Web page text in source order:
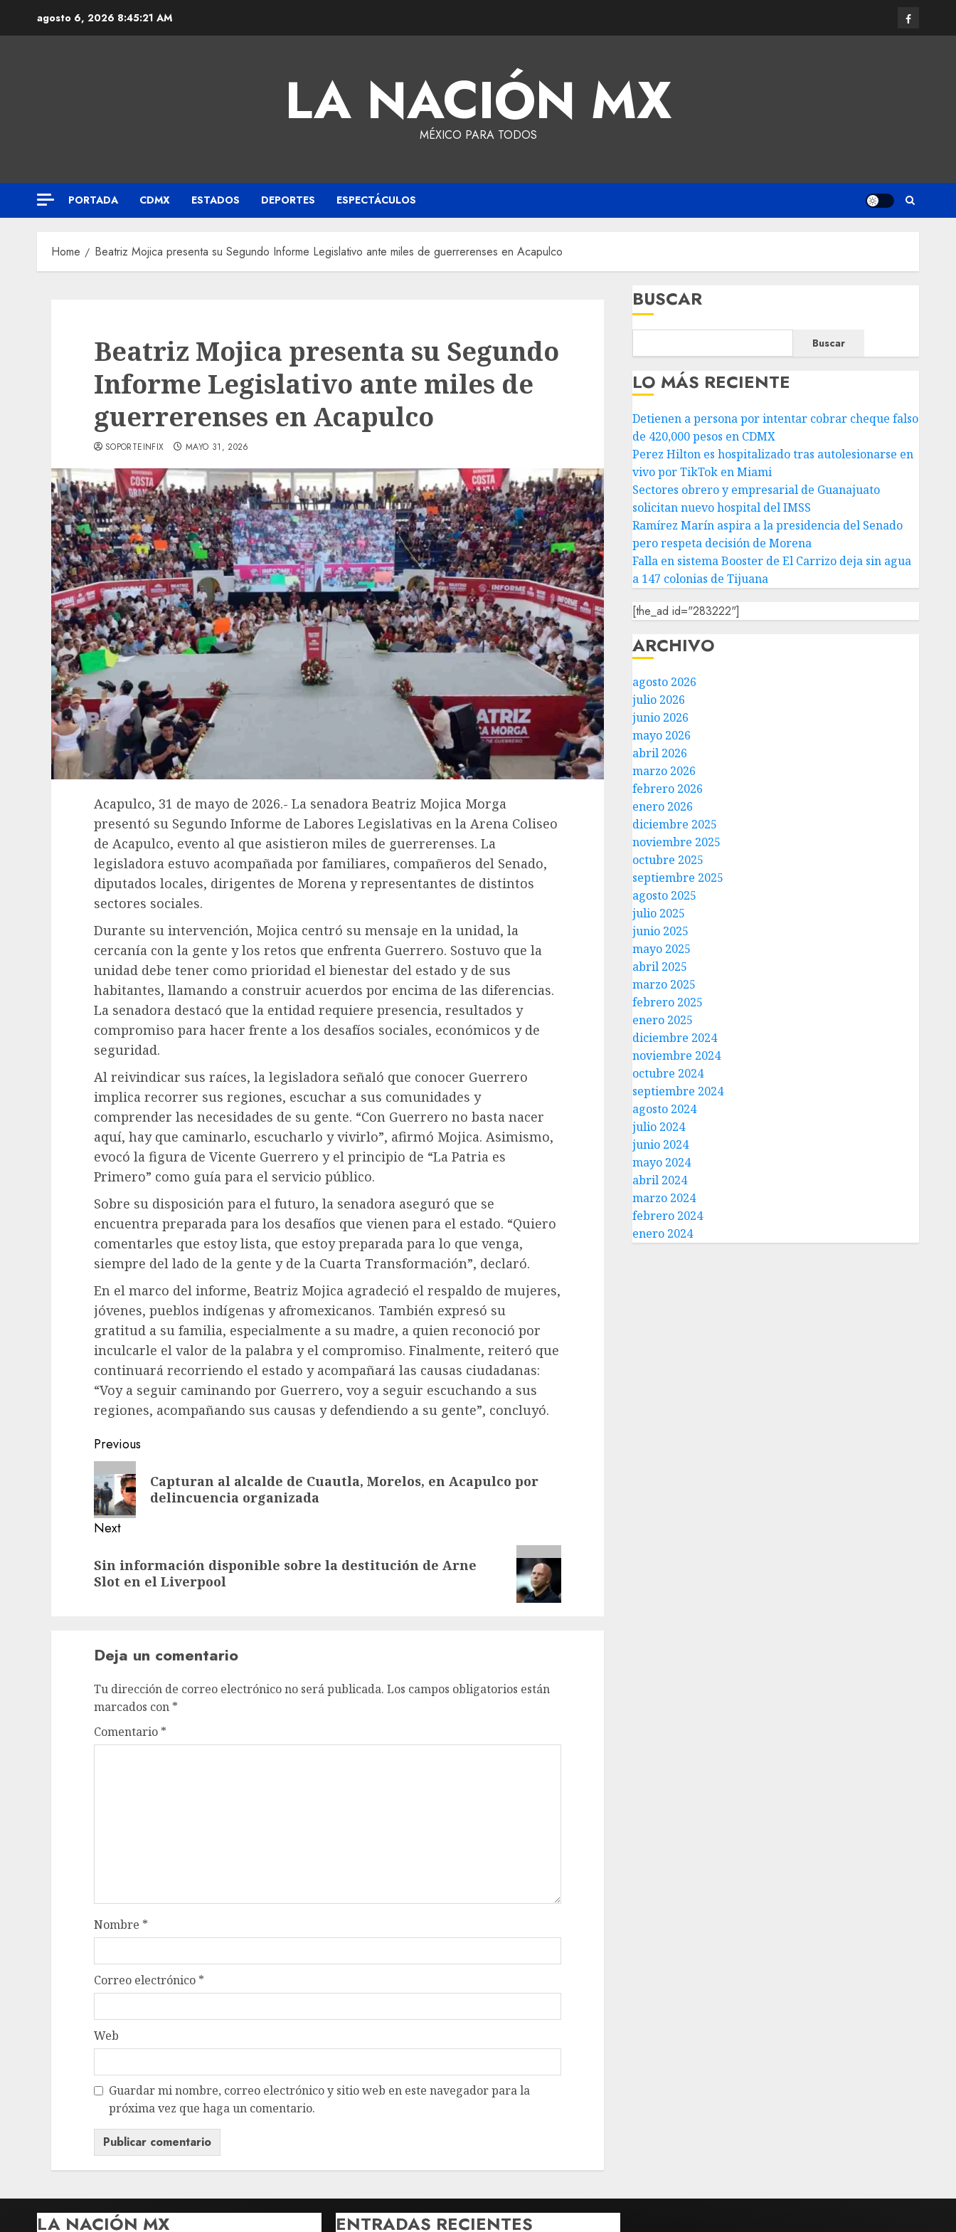
agosto 6, 2026 8:45:22 AM
LA NACIÓN MX
MÉXICO PARA TODOS
PORTADA CDMX ESTADOS DEPORTES ESPECTÁCULOS
Home Beatriz Mojica presenta su Segundo Informe Legislativo ante miles de guerrerenses en Acapulco
Beatriz Mojica presenta su Segundo
Informe Legislativo ante miles de
guerrerenses en Acapulco
SOPORTEINFIX MAYO 31, 2026
Acapulco, 31 de mayo de 2026.- La senadora Beatriz Mojica Morga
presentó su Segundo Informe de Labores Legislativas en la Arena Coliseo
de Acapulco, evento al que asistieron miles de guerrerenses. La
legisladora estuvo acompañada por familiares, compañeros del Senado,
diputados locales, dirigentes de Morena y representantes de distintos
sectores sociales.
Durante su intervención, Mojica centró su mensaje en la unidad, la
cercanía con la gente y los retos que enfrenta Guerrero. Sostuvo que la
unidad debe tener como prioridad el bienestar del estado y de sus
habitantes, llamando a construir acuerdos por encima de las diferencias.
La senadora destacó que la entidad requiere presencia, resultados y
compromiso para hacer frente a los desafíos sociales, económicos y de
seguridad.
Al reivindicar sus raíces, la legisladora señaló que conocer Guerrero
implica recorrer sus regiones, escuchar a sus comunidades y
comprender las necesidades de su gente. “Con Guerrero no basta nacer
aquí, hay que caminarlo, escucharlo y vivirlo”, afirmó Mojica. Asimismo,
evocó la figura de Vicente Guerrero y el principio de “La Patria es
Primero” como guía para el servicio público.
Sobre su disposición para el futuro, la senadora aseguró que se
encuentra preparada para los desafíos que vienen para el estado. “Quiero
comentarles que estoy lista, que estoy preparada para lo que venga,
siempre del lado de la gente y de la Cuarta Transformación”, declaró.
En el marco del informe, Beatriz Mojica agradeció el respaldo de mujeres,
jóvenes, pueblos indígenas y afromexicanos. También expresó su
gratitud a su familia, especialmente a su madre, a quien reconoció por
inculcarle el valor de la palabra y el compromiso. Finalmente, reiteró que
continuará recorriendo el estado y acompañará las causas ciudadanas:
“Voy a seguir caminando por Guerrero, voy a seguir escuchando a sus
regiones, acompañando sus causas y defendiendo a su gente”, concluyó.
Previous
Capturan al alcalde de Cuautla, Morelos, en Acapulco por
delincuencia organizada
Next
Sin información disponible sobre la destitución de Arne
Slot en el Liverpool
Deja un comentario
Tu dirección de correo electrónico no será publicada. Los campos obligatorios están
marcados con *
Comentario *
Nombre *
Correo electrónico *
Web
Guardar mi nombre, correo electrónico y sitio web en este navegador para la
próxima vez que haga un comentario.
BUSCAR
Buscar
LO MÁS RECIENTE
Detienen a persona por intentar cobrar cheque falso
de 420,000 pesos en CDMX
Perez Hilton es hospitalizado tras autolesionarse en
vivo por TikTok en Miami
Sectores obrero y empresarial de Guanajuato
solicitan nuevo hospital del IMSS
Ramírez Marín aspira a la presidencia del Senado
pero respeta decisión de Morena
Falla en sistema Booster de El Carrizo deja sin agua
a 147 colonias de Tijuana
[the_ad id="283222"]
ARCHIVO
agosto 2026
julio 2026
junio 2026
mayo 2026
abril 2026
marzo 2026
febrero 2026
enero 2026
diciembre 2025
noviembre 2025
octubre 2025
septiembre 2025
agosto 2025
julio 2025
junio 2025
mayo 2025
abril 2025
marzo 2025
febrero 2025
enero 2025
diciembre 2024
noviembre 2024
octubre 2024
septiembre 2024
agosto 2024
julio 2024
junio 2024
mayo 2024
abril 2024
marzo 2024
febrero 2024
enero 2024
LA NACIÓN MX ENTRADAS RECIENTES